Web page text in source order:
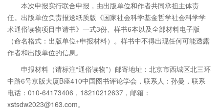
本次申报实行联合申报，由出版单位和作者共同承担主体责
任。出版单位负责报送纸质版《国家社会科学基金哲学社会科学学
术通俗读物项目申请书》一式3份、样书6本以及全部材料电子版
（命名格式：出版单位+申报材料）。样书中不得出现任何可能透露
作者和出版单位的信息。
申报材料（请标注“通俗读物”）邮寄地址：北京市西城区北三环
中路6号京版大厦B座410中国图书评论学会，联系人：孙曼，联系
电话：010-64173406，18210212637，邮箱：
xstsdw2023@163.com。